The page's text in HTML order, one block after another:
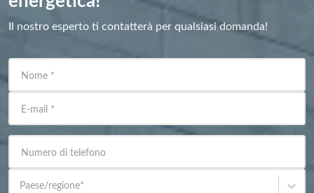
Il nostro esperto ti contatterà per qualsiasi domanda!
Nome *
E-mail *
Numero di telefono
Paese/regione*